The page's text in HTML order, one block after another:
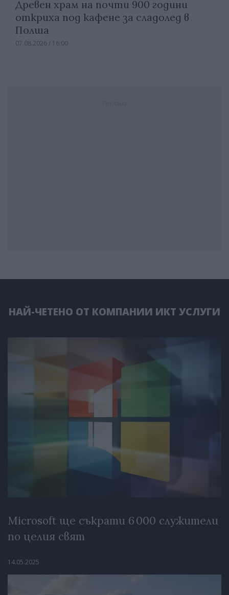
Древен храм на почти 900 години
откриха под кафене за сладолед в
Полша
07.08.2026 / 16:00
НАЙ-ЧЕТЕНО ОТ КОМПАНИИ ИКТ УСЛУГИ
Microsoft ще съкрати 6 000 служители
по целия свят
14.05.2025